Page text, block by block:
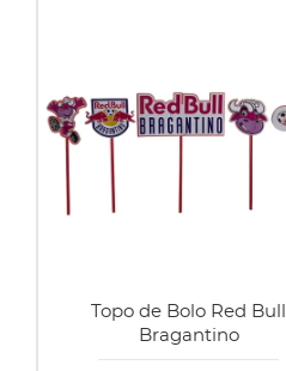
Topo de Bolo Red Bull
Bragantino